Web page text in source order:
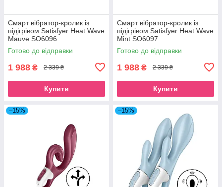
Смарт вібратор-кролик із
підігрівом Satisfyer Heat Wave
Mauve SO6096
Готово до відправки
1 988 ₴ 2 339 ₴
Купити
Смарт вібратор-кролик із
підігрівом Satisfyer Heat Wave
Mint SO6097
Готово до відправки
1 988 ₴ 2 339 ₴
Купити
–15% –15%